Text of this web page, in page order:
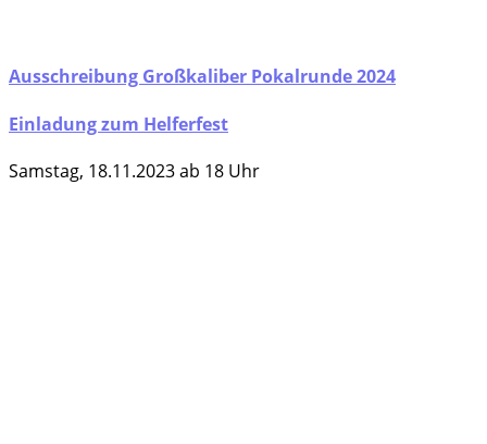
Ausschreibung Großkaliber Pokalrunde 2024
Einladung zum Helferfest
Sams­tag, 18.11.2023 ab 18 Uhr